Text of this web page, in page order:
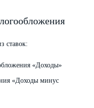
ставок:
«Доходы»
«Доходы минус